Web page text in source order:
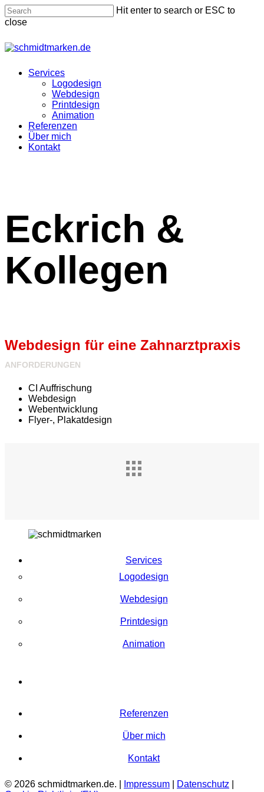
Skip
to
content
Hit enter to search or ESC to
close
Close
Menu
Services
Logodesign
Webdesign
Printdesign
Animation
Referenzen
Über mich
Kontakt
Eckrich &
Kollegen
Webdesign für eine Zahnarztpraxis
ANFORDERUNGEN
CI Auffrischung
Webdesign
Webentwicklung
Flyer-, Plakatdesign
Website
Website
Services
Logodesign
Webdesign
Printdesign
Animation
Referenzen
Über mich
Kontakt
© 2026 schmidtmarken.de. | Impressum Datenschutz